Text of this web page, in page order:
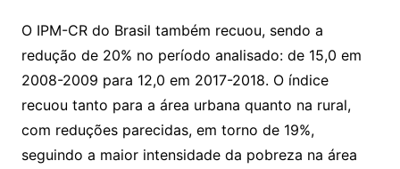
O IPM-CR do Brasil também recuou, sendo a
redução de 20% no período analisado: de 15,0 em
2008-2009 para 12,0 em 2017-2018. O índice
recuou tanto para a área urbana quanto na rural,
com reduções parecidas, em torno de 19%,
seguindo a maior intensidade da pobreza na área